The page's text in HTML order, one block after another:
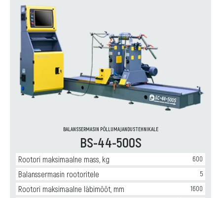
BALANSSERMASIN PÕLLUMAJANDUSTEHNIKALE
BS-44-500S
Rootori maksimaalne mass, kg 600
Balanssermasin rootoritele 5
Rootori maksimaalne läbimõõt, mm 1600